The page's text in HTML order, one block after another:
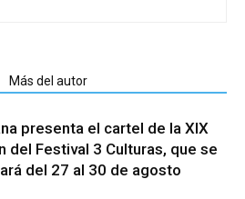
Más del autor
presenta el cartel de la XIX
del Festival 3 Culturas, que se
del 27 al 30 de agosto